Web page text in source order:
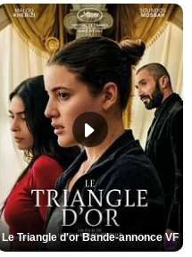
Le Triangle d'or Bande-annonce VF